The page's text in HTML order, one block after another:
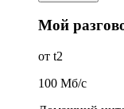
Мой
от t2
100 Мб/c